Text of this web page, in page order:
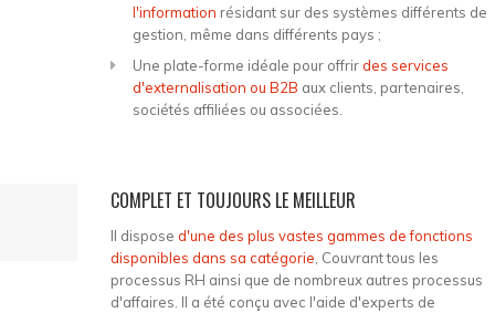
l'information résidant sur des systèmes différents de
gestion, même dans différents pays ;
Une plate-forme idéale pour offrirdes services
d'externalisation ou B2B aux clients, partenaires,
sociétés affiliées ou associées.
COMPLET ET TOUJOURS LE MEILLEUR
Il dispose d'une des plus vastes gammes de fonctions
disponibles dans sa catégorie, Couvrant tous les
processus RH ainsi que de nombreux autres processus
d'affaires. Il a été conçu avec l'aide d'experts de